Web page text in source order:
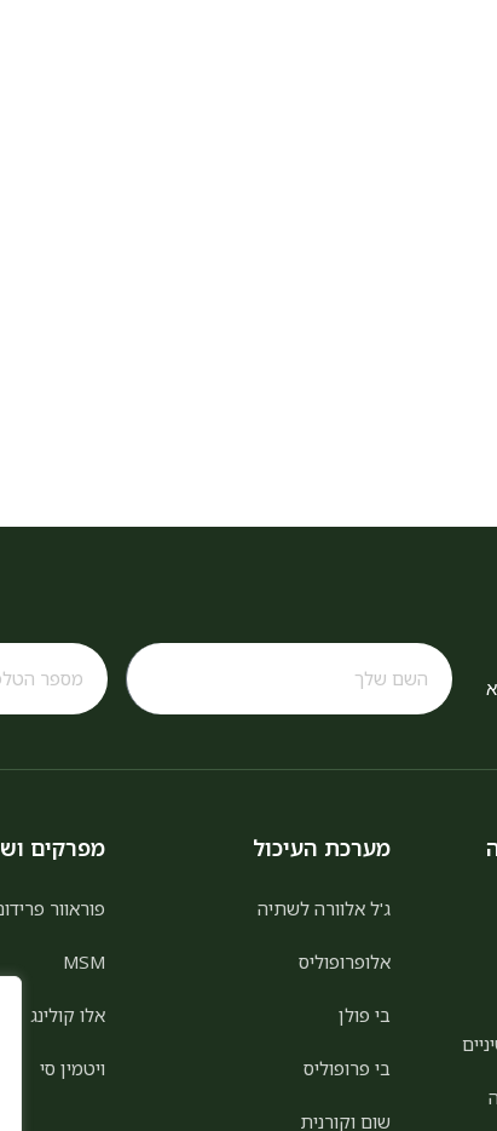
מערכת העיכול
ג'ל אלוורה לשתיה
אלופרופוליס
בי פולן
בי פרופוליס
שום וקורנית
מפרקים
פוראוור
MSM
אלו קולינג
ויטמין סי